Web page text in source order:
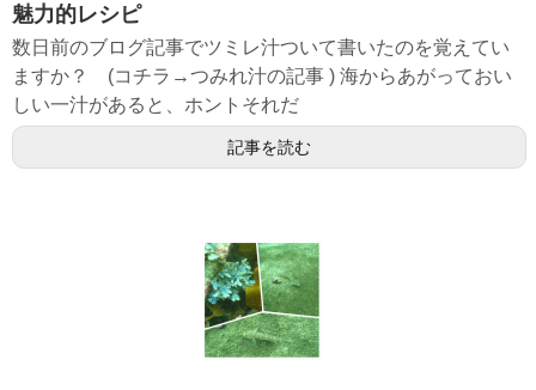
魅力的レシピ
数日前のブログ記事でツミレ汁ついて書いたのを覚えてい
ますか？ (コチラ→つみれ汁の記事 ) 海からあがっておい
しい一汁があると、ホントそれだ
記事を読む